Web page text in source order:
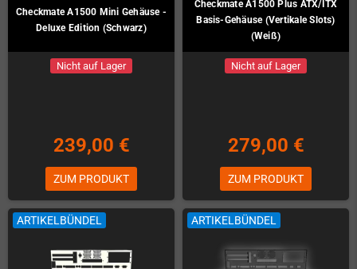
Checkmate A1500 Mini Gehäuse -
Deluxe Edition (Schwarz)
Nicht auf Lager
239,00 €
ZUM PRODUKT
Checkmate A1500 Plus ATX/ITX
Basis-Gehäuse (Vertikale Slots)
(Weiß)
Nicht auf Lager
279,00 €
ZUM PRODUKT
ARTIKELBÜNDEL ARTIKELBÜNDEL